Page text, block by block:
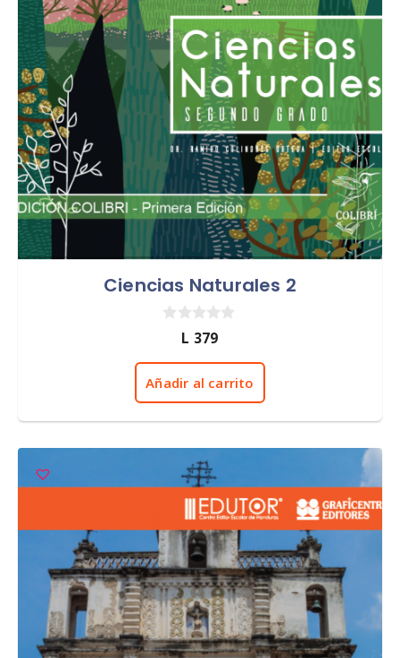
Ciencias Naturales 2
e
L 379
Añadir al carrito